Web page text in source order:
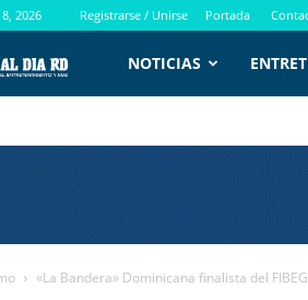
2026 Registrarse / Unirse Portada
PontealdiaRD.com
NOTICIAS
«La Bandera» Dominicana finalista del